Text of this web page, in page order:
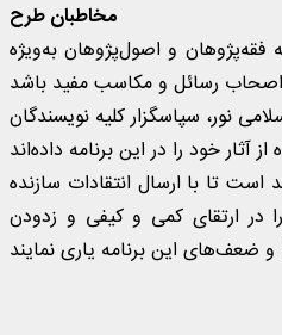
مخاطبان طرح
فقه‌پژوهان و اصول‌پژوهان به‌ویژه
نور، سپاسگزار کلیه نویسندگان
آثار خود را در این برنامه داده‌اند
است تا با ارسال انتقادات سازنده
در ارتقاى کمى و کیفى و زدودن